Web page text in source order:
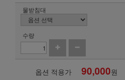
물받침대
수량
옵션 적용가 90,000원